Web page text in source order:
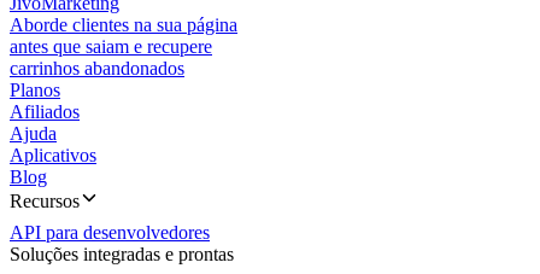
Aborde clientes na sua página
antes que saiam e recupere
carrinhos abandonados
Planos
Afiliados
Ajuda
Aplicativos
Blog
Recursos
API para desenvolvedores
Soluções integradas e prontas